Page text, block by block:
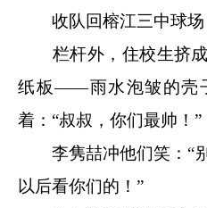
收队回榕江三中球场
栏杆外，住校生挤成
纸板——雨水泡皱的壳
着：“叔叔，你们最帅！”
李隽喆冲他们笑：“别
以后看你们的！”